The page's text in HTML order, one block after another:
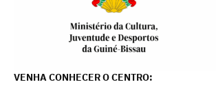
VENHA CONHECER O CENTRO: